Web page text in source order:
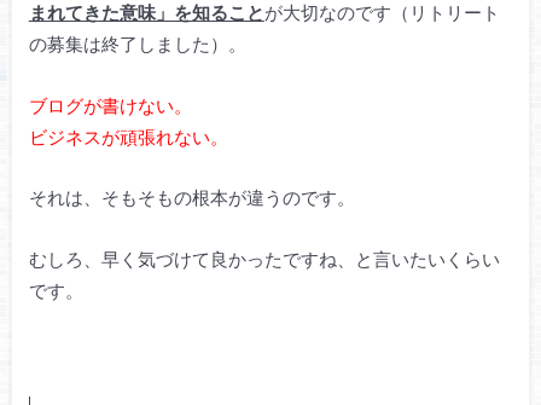
まれてきた意味」を知ることが大切なのです（リトリート
の募集は終了しました）。
ブログが書けない。
ビジネスが頑張れない。
それは、そもそもの根本が違うのです。
むしろ、早く気づけて良かったですね、と言いたいくらい
です。